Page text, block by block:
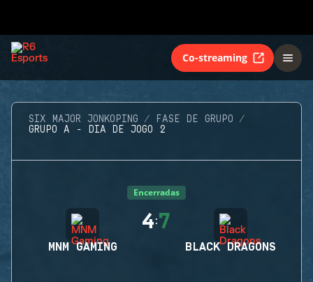
Co-streaming
SIX MAJOR JONKOPING
FASE DE GRUPO
GRUPO A - DIA DE JOGO 2
Encerradas
MNM GAMING
4:7
BLACK DRAGONS